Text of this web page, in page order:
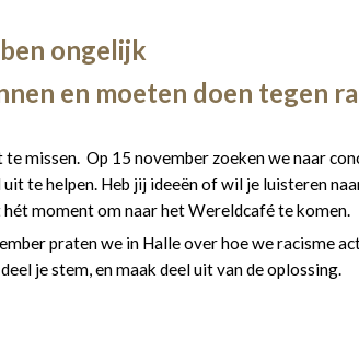
ongelijk
en moeten doen tegen
te missen. Op 15 november zoeken we naar
te helpen. Heb jij ideeën of wil je luisteren
hét moment om naar het Wereldcafé te komen.
praten we in Halle over hoe we racisme
je stem, en maak deel uit van de oplossing.